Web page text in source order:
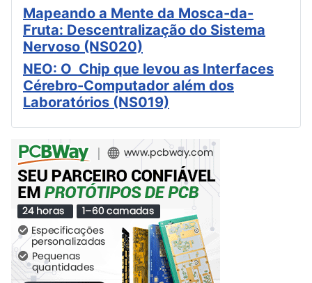
Mapeando a Mente da Mosca-da-
Fruta: Descentralização do Sistema
Nervoso (NS020)
NEO: O Chip que levou as Interfaces
Cérebro-Computador além dos
Laboratórios (NS019)